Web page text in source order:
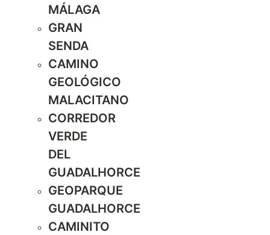
MÁLAGA
GRAN
SENDA
CAMINO
GEOLÓGICO
MALACITANO
CORREDOR
VERDE
DEL
GUADALHORCE
GEOPARQUE
GUADALHORCE
CAMINITO